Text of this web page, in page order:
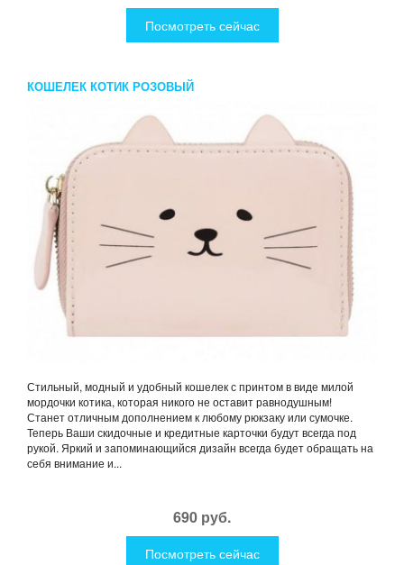
Посмотреть сейчас
КОШЕЛЕК КОТИК РОЗОВЫЙ
Стильный, модный и удобный кошелек с принтом в виде милой
мордочки котика, которая никого не оставит равнодушным!
Станет отличным дополнением к любому рюкзаку или сумочке.
Теперь Ваши скидочные и кредитные карточки будут всегда под
рукой. Яркий и запоминающийся дизайн всегда будет обращать на
себя внимание и...
690 руб.
Посмотреть сейчас